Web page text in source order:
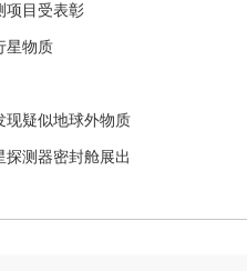
项目受表彰
星物质
现疑似地球外物质
探测器密封舱展出